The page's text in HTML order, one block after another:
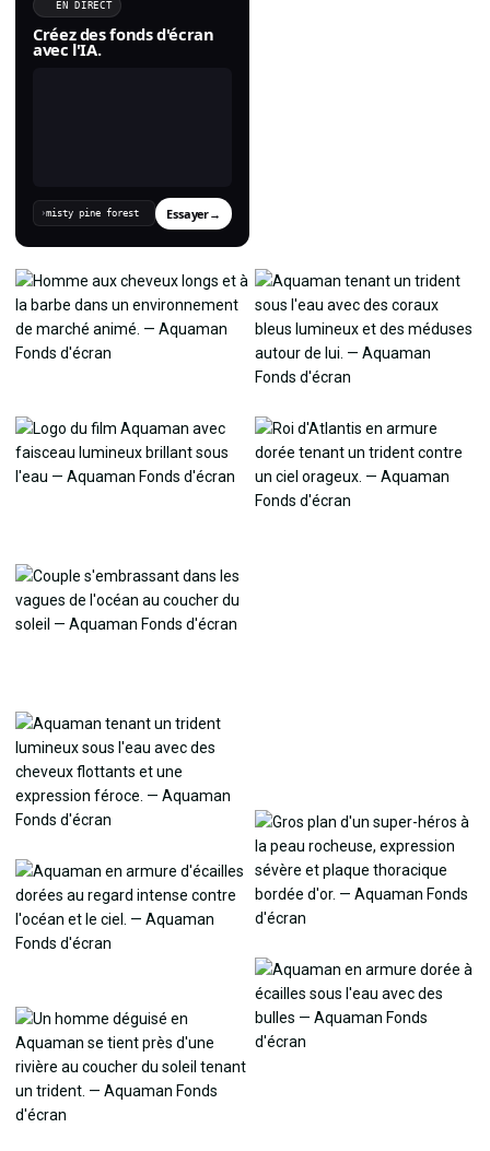
EN DIRECT
Créez des fonds d'écran
avec l'IA.
› Essayer→